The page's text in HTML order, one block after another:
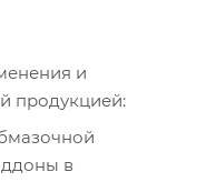
и
продукцией:
в